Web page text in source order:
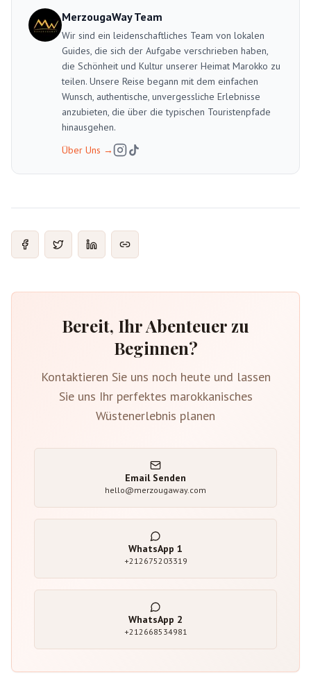
MerzougaWay Team
Wir sind ein leidenschaftliches Team von lokalen
Guides, die sich der Aufgabe verschrieben haben,
die Schönheit und Kultur unserer Heimat Marokko zu
teilen. Unsere Reise begann mit dem einfachen
Wunsch, authentische, unvergessliche Erlebnisse
anzubieten, die über die typischen Touristenpfade
hinausgehen.
Über Uns →
Bereit, Ihr Abenteuer zu
Beginnen?
Kontaktieren Sie uns noch heute und lassen
Sie uns Ihr perfektes marokkanisches
Wüstenerlebnis planen
Email Senden
hello@merzougaway.com
WhatsApp 1
+212675203319
WhatsApp 2
+212668534981